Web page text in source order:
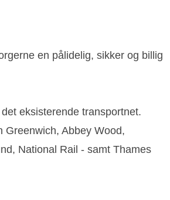
en pålidelig, sikker og billig
eksisterende transportnet.
Abbey Wood,
National Rail - samt Thames